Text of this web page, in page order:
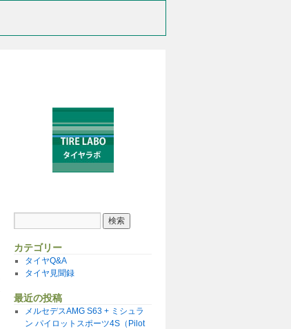
カテゴリー
タイヤQ&A
タイヤ見聞録
最近の投稿
メルセデスAMG S63 + ミシュラ
ン パイロットスポーツ4S（Pilot